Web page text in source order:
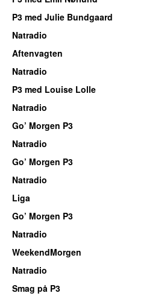
P3 med Julie Bundgaard
Natradio
Aftenvagten
Natradio
P3 med Louise Lolle
Natradio
Go’ Morgen P3
Natradio
Go’ Morgen P3
Natradio
Liga
Go’ Morgen P3
Natradio
WeekendMorgen
Natradio
Smag på P3